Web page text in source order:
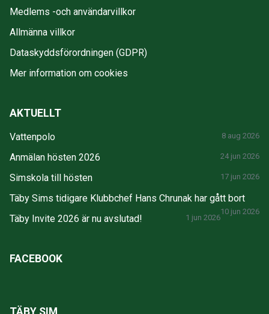
Medlems -och användarvillkor
Allmänna villkor
Dataskyddsförordningen (GDPR)
Mer information om cookies
AKTUELLT
Vattenpolo 8 aug 2026
Anmälan hösten 2026 24 jun 2026
Simskola till hösten 17 jun 2026
Täby Sims tidigare Klubbchef Hans Chrunak har gått bort
10 jun 2026
Täby Invite 2026 är nu avslutad! 1 jun 2026
FACEBOOK
TÄBY SIM